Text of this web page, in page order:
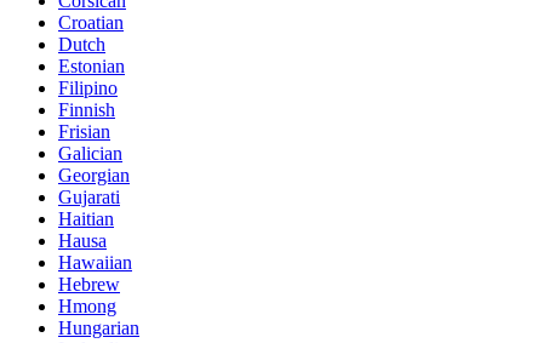
Croatian
Dutch
Estonian
Filipino
Finnish
Frisian
Galician
Georgian
Gujarati
Haitian
Hausa
Hawaiian
Hebrew
Hmong
Hungarian